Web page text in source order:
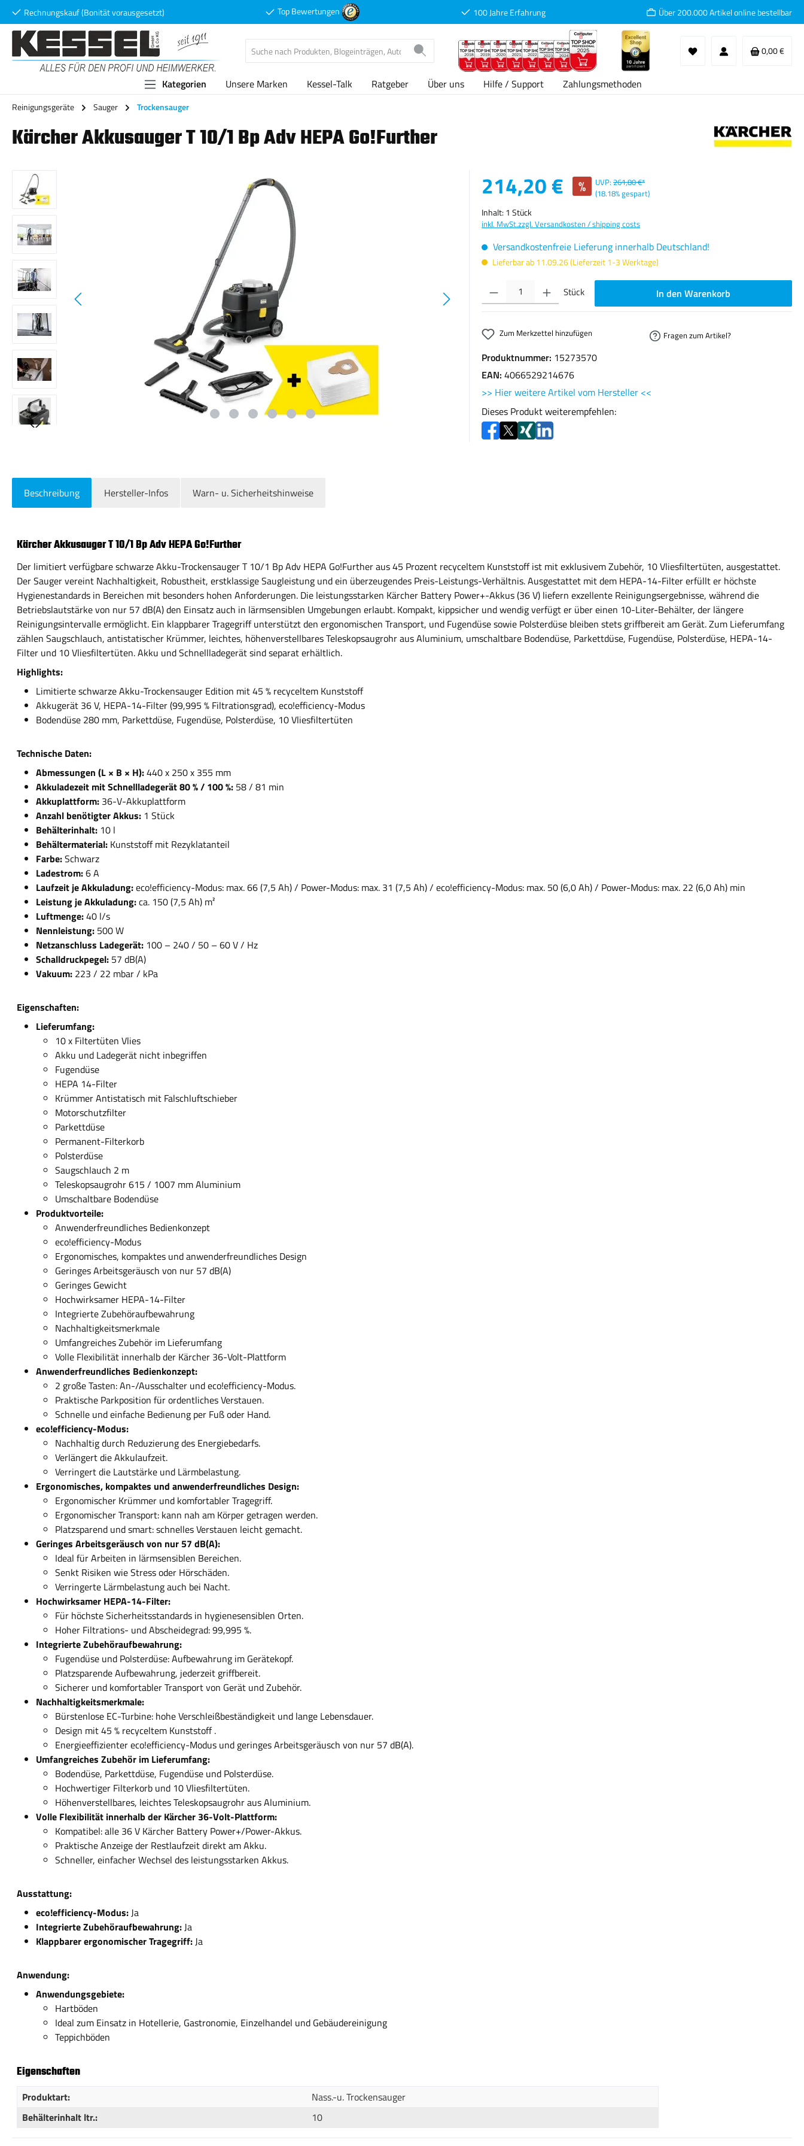
Hauptinhalt springen
Zur Suche springen
Zur Hauptnavigation springen
Rechnungskauf (Bonität vorausgesetzt) Top Bewertungen 100 Jahre Erfahrung Über 200.000 Artikel online bestellbar
0,00 €
Kategorien Unsere Marken Kessel-Talk Ratgeber Über uns Hilfe / Support Zahlungsmethoden
Reinigungsgeräte Sauger Trockensauger
Kärcher Akkusauger T 10/1 Bp Adv HEPA Go!Further
Bildergalerie überspringen Verkaufspreis:
214,20 € % UVP: 261,80 €*
(18.18% gespart)
Inhalt: 1 Stück
inkl. MwSt.zzgl. Versandkosten / shipping costs
Versandkostenfreie Lieferung innerhalb Deutschland!
Lieferbar ab 11.09.26 (Lieferzeit 1-3 Werktage)
Produkt Anzahl: Gib den gewünschten Wert ein oder benutze die Schaltflächen um die Anzahl zu erhöhen
Stück In den Warenkorb
Zum Merkzettel hinzufügen Fragen zum Artikel?
Produktnummer: 15273570
EAN: 4066529214676
>> Hier weitere Artikel vom Hersteller <<
Dieses Produkt weiterempfehlen:
Beschreibung Hersteller-Infos Warn- u. Sicherheitshinweise
Kärcher Akkusauger T 10/1 Bp Adv HEPA Go!Further
Der limitiert verfügbare schwarze Akku-Trockensauger T 10/1 Bp Adv HEPA Go!Further aus 45 Prozent recyceltem Kunststoff ist mit exklusivem Zubehör, 10 Vliesfiltertüten, ausgestattet.
Der Sauger vereint Nachhaltigkeit, Robustheit, erstklassige Saugleistung und ein überzeugendes Preis-Leistungs-Verhältnis. Ausgestattet mit dem HEPA-14-Filter erfüllt er höchste
Hygienestandards in Bereichen mit besonders hohen Anforderungen. Die leistungsstarken Kärcher Battery Power+-Akkus (36 V) liefern exzellente Reinigungsergebnisse, während die
Betriebslautstärke von nur 57 dB(A) den Einsatz auch in lärmsensiblen Umgebungen erlaubt. Kompakt, kippsicher und wendig verfügt er über einen 10-Liter-Behälter, der längere
Reinigungsintervalle ermöglicht. Ein klappbarer Tragegriff unterstützt den ergonomischen Transport, und Fugendüse sowie Polsterdüse bleiben stets griffbereit am Gerät. Zum Lieferumfang
zählen Saugschlauch, antistatischer Krümmer, leichtes, höhenverstellbares Teleskopsaugrohr aus Aluminium, umschaltbare Bodendüse, Parkettdüse, Fugendüse, Polsterdüse, HEPA-14-
Filter und 10 Vliesfiltertüten. Akku und Schnellladegerät sind separat erhältlich.
Highlights:
Limitierte schwarze Akku-Trockensauger Edition mit 45 % recyceltem Kunststoff
Akkugerät 36 V, HEPA-14-Filter (99,995 % Filtrationsgrad), eco!efficiency-Modus
Bodendüse 280 mm, Parkettdüse, Fugendüse, Polsterdüse, 10 Vliesfiltertüten
Technische Daten:
Abmessungen (L × B × H):440 x 250 x 355 mm
Akkuladezeit mit Schnellladegerät 80 % / 100 %: 58 / 81 min
Akkuplattform: 36-V-Akkuplattform
Anzahl benötigter Akkus: 1 Stück
Behälterinhalt: 10 l
Behältermaterial: Kunststoff mit Rezyklatanteil
Farbe:Schwarz
Ladestrom:6 A
Laufzeit je Akkuladung:eco!efficiency-Modus: max. 66 (7,5 Ah) / Power-Modus: max. 31 (7,5 Ah) / eco!efficiency-Modus: max. 50 (6,0 Ah) / Power-Modus: max. 22 (6,0 Ah) min
Leistung je Akkuladung:ca. 150 (7,5 Ah) m²
Luftmenge:40 l/s
Nennleistung: 500 W
Netzanschluss Ladegerät: 100 – 240 / 50 – 60 V / Hz
Schalldruckpegel: 57 dB(A)
Vakuum: 223 / 22 mbar / kPa
Eigenschaften:
Lieferumfang:
10 x Filtertüten Vlies
Akku und Ladegerät nicht inbegriffen
Fugendüse
HEPA 14-Filter
Krümmer Antistatisch mit Falschluftschieber
Motorschutzfilter
Parkettdüse
Permanent-Filterkorb
Polsterdüse
Saugschlauch 2 m
Teleskopsaugrohr 615 / 1007 mm Aluminium
Umschaltbare Bodendüse
Produktvorteile:
Anwenderfreundliches Bedienkonzept
eco!efficiency-Modus
Ergonomisches, kompaktes und anwenderfreundliches Design
Geringes Arbeitsgeräusch von nur 57 dB(A)
Geringes Gewicht
Hochwirksamer HEPA-14-Filter
Integrierte Zubehöraufbewahrung
Nachhaltigkeitsmerkmale
Umfangreiches Zubehör im Lieferumfang
Volle Flexibilität innerhalb der Kärcher 36-Volt-Plattform
Anwenderfreundliches Bedienkonzept:
2 große Tasten: An-/Ausschalter und eco!efficiency-Modus.
Praktische Parkposition für ordentliches Verstauen.
Schnelle und einfache Bedienung per Fuß oder Hand.
eco!efficiency-Modus:
Nachhaltig durch Reduzierung des Energiebedarfs.
Verlängert die Akkulaufzeit.
Verringert die Lautstärke und Lärmbelastung.
Ergonomisches, kompaktes und anwenderfreundliches Design:
Ergonomischer Krümmer und komfortabler Tragegriff.
Ergonomischer Transport: kann nah am Körper getragen werden.
Platzsparend und smart: schnelles Verstauen leicht gemacht.
Geringes Arbeitsgeräusch von nur 57 dB(A):
Ideal für Arbeiten in lärmsensiblen Bereichen.
Senkt Risiken wie Stress oder Hörschäden.
Verringerte Lärmbelastung auch bei Nacht.
Hochwirksamer HEPA-14-Filter:
Für höchste Sicherheitsstandards in hygienesensiblen Orten.
Hoher Filtrations- und Abscheidegrad: 99,995 %.
Integrierte Zubehöraufbewahrung:
Fugendüse und Polsterdüse: Aufbewahrung im Gerätekopf.
Platzsparende Aufbewahrung, jederzeit griffbereit.
Sicherer und komfortabler Transport von Gerät und Zubehör.
Nachhaltigkeitsmerkmale:
Bürstenlose EC-Turbine: hohe Verschleißbeständigkeit und lange Lebensdauer.
Design mit 45 % recyceltem Kunststoff .
Energieeffizienter eco!efficiency-Modus und geringes Arbeitsgeräusch von nur 57 dB(A).
Umfangreiches Zubehör im Lieferumfang:
Bodendüse, Parkettdüse, Fugendüse und Polsterdüse.
Hochwertiger Filterkorb und 10 Vliesfiltertüten.
Höhenverstellbares, leichtes Teleskopsaugrohr aus Aluminium.
Volle Flexibilität innerhalb der Kärcher 36-Volt-Plattform:
Kompatibel: alle 36 V Kärcher Battery Power+/Power-Akkus.
Praktische Anzeige der Restlaufzeit direkt am Akku.
Schneller, einfacher Wechsel des leistungsstarken Akkus.
Ausstattung:
eco!efficiency-Modus:Ja
Integrierte Zubehöraufbewahrung:Ja
Klappbarer ergonomischer Tragegriff:Ja
Anwendung:
Anwendungsgebiete:
Hartböden
Ideal zum Einsatz in Hotellerie, Gastronomie, Einzelhandel und Gebäudereinigung
Teppichböden
Eigenschaften
Produktart:
Nass.-u. Trockensauger
Behälterinhalt ltr.:
10